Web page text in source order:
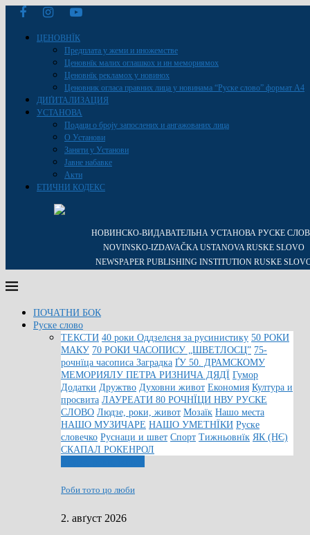
ЦЕНОВНЇК
Предплата у жеми и иножемстве
Ценовнїк малих оглашкох и ин мемориямох
Ценовнїк рекламох у новинох
Ценовник огласа правних лица у новинама “Руске слово” формат A4
ДИҐИТАЛИЗАЦИЯ
УСТАНОВА
Подаци о броју запослених и ангажованих лица
О Установи
Заняти у Установи
Јавне набавке
Акти
ЕТИЧНИ КОДЕКС
НОВИНСКО-ВИДАВАТЕЛЬНА УСТАНОВА РУСКЕ
NOVINSKO-IZDAVAČKA USTANOVA RUSKE SLOVO
NEWSPAPER PUBLISHING INSTITUTION RUSKE
ПОЧАТНИ БОК
Руске слово
ТЕКСТИ 40 роки Оддзелєня за русинистику 50 РОКИ
МАКУ 70 РОКИ ЧАСОПИСУ „ШВЕТЛОСЦ” 75-
рочнїца часописа Заградка ҐУ 50. ДРАМСКОМУ
МЕМОРИЯЛУ ПЕТРА РИЗНИЧА ДЯДЇ Гумор
Додатки Дружтво Духовни живот Економия Култура и
просвита ЛАУРЕАТИ 80 РОЧНЇЦИ НВУ РУСКЕ
СЛОВО Людзе, роки, живот Мозаїк Нашо места
НАШО МУЗИЧАРЕ НАШО УМЕТНЇКИ Руске
словечко Руснаци и швет Спорт Тижньовнїк ЯК (НЄ)
СКАПАЛ РОКЕНРОЛ
Роби тото цо люби
2. авґуст 2026